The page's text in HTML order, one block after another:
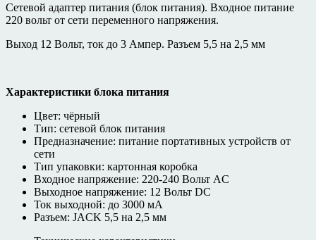
Сетевой адаптер питания (блок питания). Входное питание
220 вольт от сети переменного напряжения.
Выход 12 Вольт, ток до 3 Ампер. Разъем 5,5 на 2,5 мм
Характеристики блока питания
Цвет: чёрный
Тип: сетевой блок питания
Предназначение: питание портативных устройств от
сети
Тип упаковки: картонная коробка
Входное напряжение: 220-240 Вольт AC
Выходное напряжение: 12 Вольт DC
Ток выходной: до 3000 мА
Разъем: JACK 5,5 на 2,5 мм